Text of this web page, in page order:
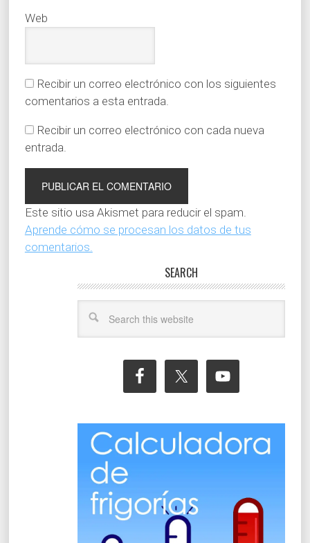
Web
Recibir un correo electrónico con los siguientes
comentarios a esta entrada.
Recibir un correo electrónico con cada nueva
entrada.
Este sitio usa Akismet para reducir el spam.
Aprende cómo se procesan los datos de tus
comentarios.
SEARCH